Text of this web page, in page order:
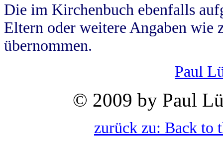
Die im Kirchenbuch ebenfalls
Eltern oder weitere Angaben wie
übernommen.
Paul
© 2009 by Paul
zurück zu: Back to